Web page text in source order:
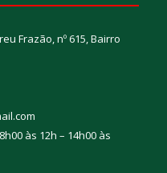
Frazão, nº 615, Bairro
às 12h – 14h00 às